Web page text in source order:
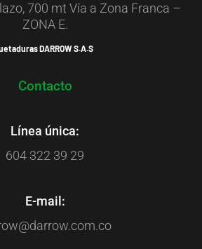
700 mt Vía a Zona Franca –
ZONA E.
DARROW S.A.S
Contacto
Línea única:
604 322 39 29
E-mail: